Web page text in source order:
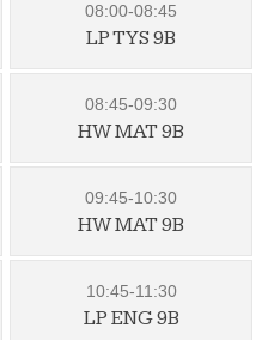
08:00-08:45
LP TYS 9B
08:45-09:30
HW MAT 9B
09:45-10:30
HW MAT 9B
10:45-11:30
LP ENG 9B